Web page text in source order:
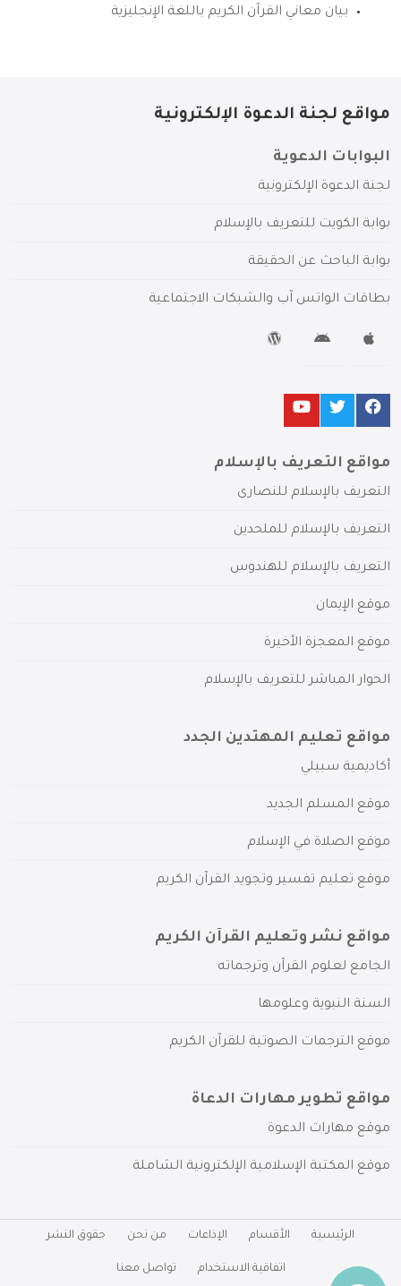
بيان معاني القرآن الكريم باللغة الإنجليزية
مواقع لجنة الدعوة الإلكترونية
البوابات الدعوية
لجنة الدعوة الإلكترونية
بوابة الكويت للتعريف بالإسلام
بوابة الباحث عن الحقيقة
بطاقات الواتس آب والشبكات الاجتماعية
مواقع التعريف بالإسلام
التعريف بالإسلام للنصارى
التعريف بالإسلام للملحدين
التعريف بالإسلام للهندوس
موقع الإيمان
موقع المعجزة الأخيرة
الحوار المباشر للتعريف بالإسلام
مواقع تعليم المهتدين الجدد
أكاديمية سبيلي
موقع المسلم الجديد
موقع الصلاة في الإسلام
موقع تعليم تفسير وتجويد القرآن الكريم
مواقع نشر وتعليم القرآن الكريم
الجامع لعلوم القرآن وترجماته
السنة النبوية وعلومها
موقع الترجمات الصوتية للقرآن الكريم
مواقع تطوير مهارات الدعاة
موقع مهارات الدعوة
موقع المكتبة الإسلامية الإلكترونية الشاملة
الرئيسية الأقسام الإذاعات من نحن حقوق النشر
اتفاقية الاستخدام تواصل معنا